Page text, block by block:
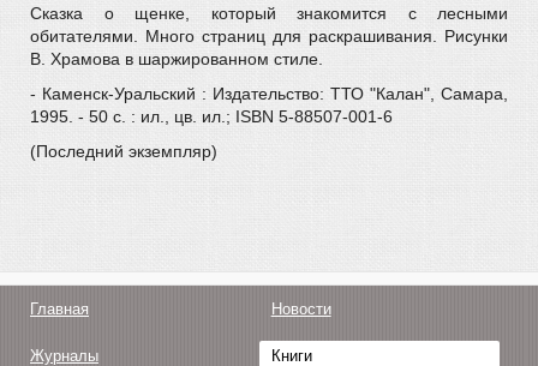
Сказка о щенке, который знакомится с лесными
обитателями. Много страниц для раскрашивания. Рисунки
В. Храмова в шаржированном стиле.
- Каменск-Уральский : Издательство: ТТО "Калан", Самара,
1995. - 50 с. : ил., цв. ил.; ISBN 5-88507-001-6
(Последний экземпляр)
Главная Новости
Журналы Книги